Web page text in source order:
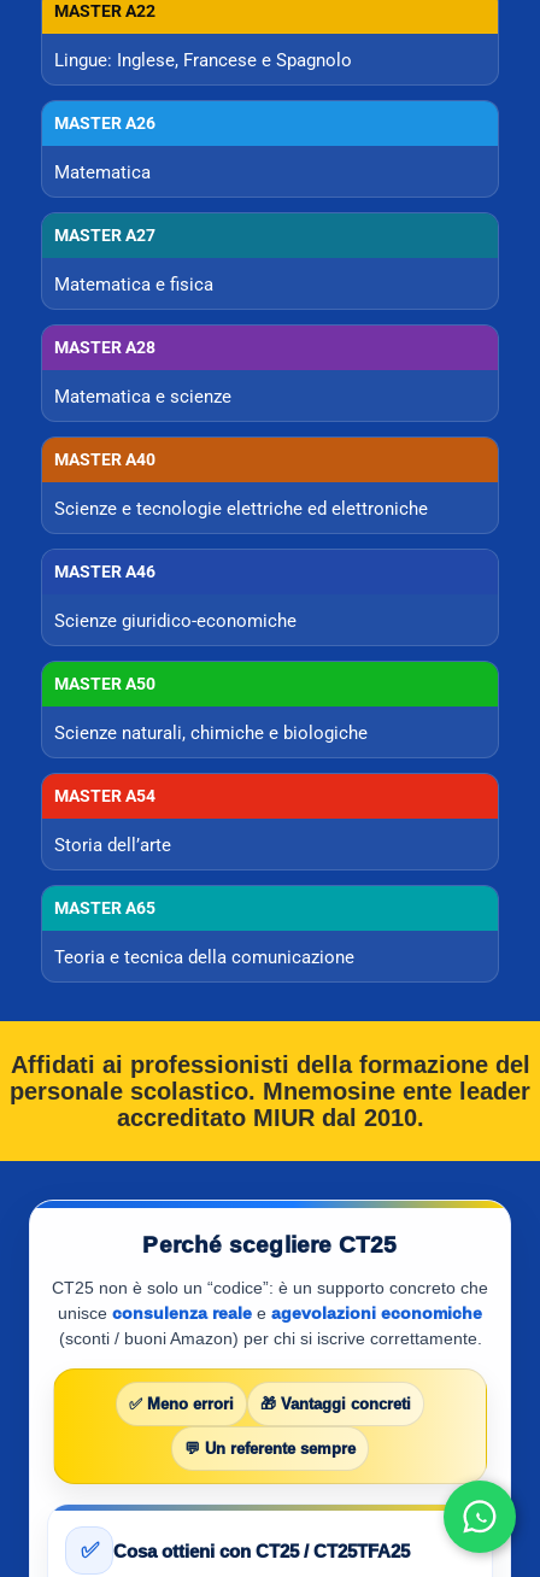
MASTER A22
Lingue: Inglese, Francese e Spagnolo
MASTER A26
Matematica
MASTER A27
Matematica e fisica
MASTER A28
Matematica e scienze
MASTER A40
Scienze e tecnologie elettriche ed elettroniche
MASTER A46
Scienze giuridico-economiche
MASTER A50
Scienze naturali, chimiche e biologiche
MASTER A54
Storia dell’arte
MASTER A65
Teoria e tecnica della comunicazione
Affidati ai professionisti della formazione del
personale scolastico. Mnemosine ente leader
accreditato MIUR dal 2010.
Perché scegliere CT25
CT25 non è solo un “codice”: è un supporto concreto che
unisce consulenza reale e agevolazioni economiche
(sconti / buoni Amazon) per chi si iscrive correttamente.
✅ Meno errori 🎁 Vantaggi concreti
💬 Un referente sempre
✅ Cosa ottieni con CT25 / CT25TFA25